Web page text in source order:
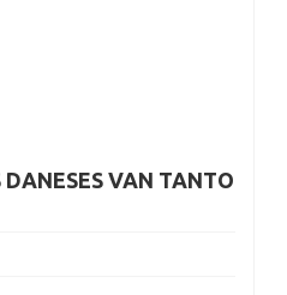
DANESES VAN TANTO